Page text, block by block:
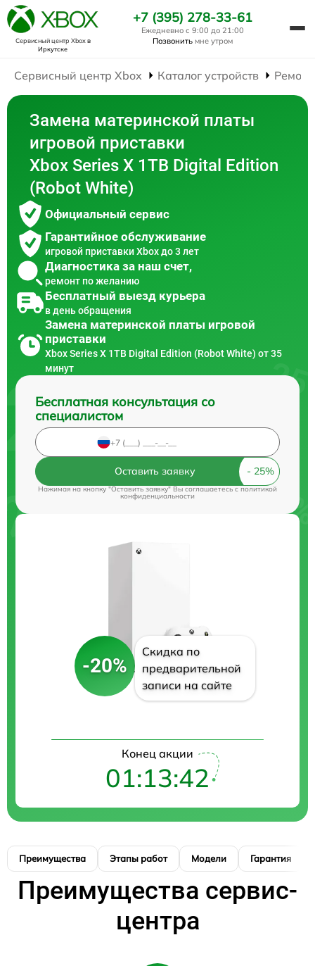
Сервисный центр Xboxв
Иркутске
+7 (395) 278-33-61
Ежедневно с 9:00 до 21:00
Позвонить мне утром
Сервисный центр Xbox Каталог устройств
Замена материнской платы
игровой приставки
Xbox Series X 1TB Digital Edition
(Robot White)
Официальный сервис
Гарантийное обслуживание
игровой приставки Xbox до 3 лет
Диагностика за наш счет,
ремонт по желанию
Бесплатный выезд курьера
в день обращения
Замена материнской платы игровой
приставки
Xbox Series X 1TB Digital Edition (Robot White) от 35
минут
Бесплатная консультация со
специалистом
Оставить заявку
Нажимая на кнопку "Оставить заявку" Вы соглашаетесь c политикой
конфиденциальности
-20%
Скидка по
предварительной
записи на сайте
Конец акции
01:13:40
Преимущества Этапы работ Модели Гарантия
Преимущества сервис-
центра